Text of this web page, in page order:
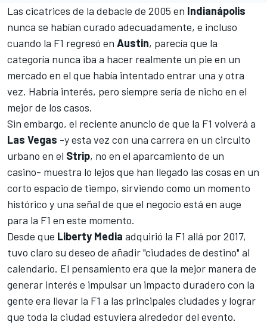
Las cicatrices de la debacle de 2005 en Indianápolis
nunca se habían curado adecuadamente, e incluso
cuando la F1 regresó en Austin, parecía que la
categoría nunca iba a hacer realmente un pie en un
mercado en el que había intentado entrar una y otra
vez. Habría interés, pero siempre sería de nicho en el
mejor de los casos.
Sin embargo, el reciente anuncio de que la F1 volverá a
Las Vegas -y esta vez con una carrera en un circuito
urbano en el Strip, no en el aparcamiento de un
casino- muestra lo lejos que han llegado las cosas en un
corto espacio de tiempo, sirviendo como un momento
histórico y una señal de que el negocio está en auge
para la F1 en este momento.
Desde que Liberty Media adquirió la F1 allá por 2017,
tuvo claro su deseo de añadir "ciudades de destino" al
calendario. El pensamiento era que la mejor manera de
generar interés e impulsar un impacto duradero con la
gente era llevar la F1 a las principales ciudades y lograr
que toda la ciudad estuviera alrededor del evento.